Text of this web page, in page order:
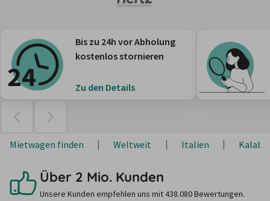
Bis zu 24h vor Abholung
kostenlos stornieren
Zu den Details
Mietwagen finden Weltweit Italien
Über 2 Mio. Kunden
Unsere Kunden empfehlen uns mit 438.080 Bewertungen.